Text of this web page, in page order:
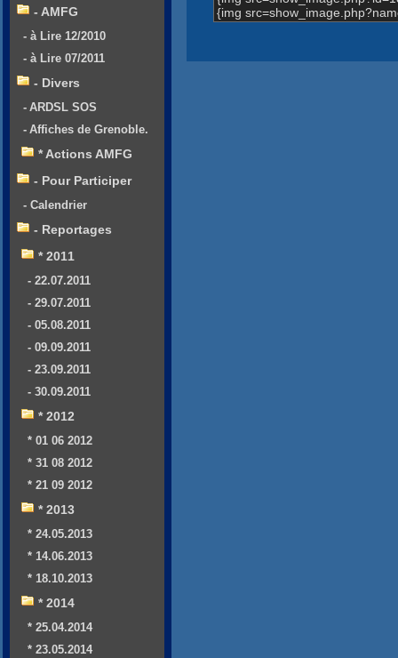
{img
- AMFG
- à Lire 12/2010
- à Lire 07/2011
- Divers
- ARDSL SOS
- Affiches de Grenoble.
* Actions AMFG
- Pour Participer
- Calendrier
- Reportages
* 2011
- 22.07.2011
- 29.07.2011
- 05.08.2011
- 09.09.2011
- 23.09.2011
- 30.09.2011
* 2012
* 01 06 2012
* 31 08 2012
* 21 09 2012
* 2013
* 24.05.2013
* 14.06.2013
* 18.10.2013
* 2014
* 25.04.2014
* 23.05.2014